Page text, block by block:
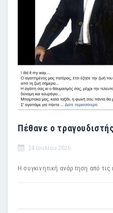
Πέθανε ο
24 Ιουλίου 2026
Η συγκινητική ανάρτηση από τις